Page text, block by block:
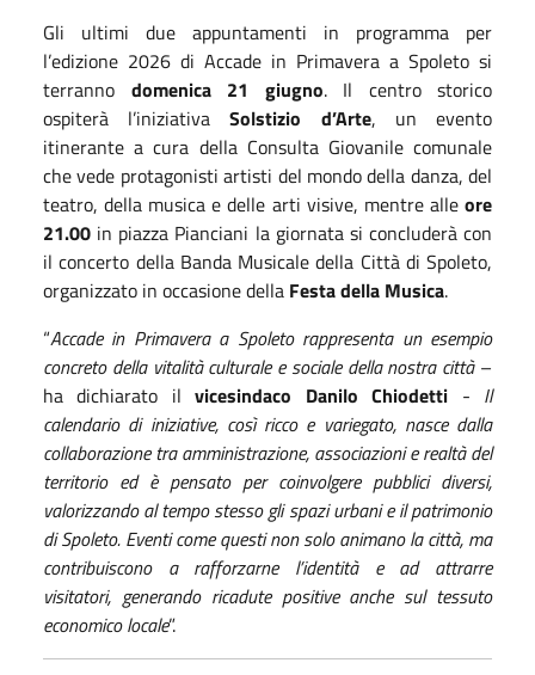
Gli ultimi due appuntamenti in programma per
l’edizione 2026 di Accade in Primavera a Spoleto si
terranno domenica 21 giugno. Il centro storico
ospiterà
l’iniziativaSolstizio d’Arte, un evento
itinerante a cura della Consulta Giovanile comunale
che vede protagonisti artisti del mondo della danza, del
teatro, della musicae delle arti visive, mentre alleore
21.00 in piazza Pianciani la giornata si concluderà con
il concerto della Banda Musicale della Città di Spoleto,
organizzato in occasione della Festa della Musica.
“Accade in Primavera a Spoleto rappresenta un esempio
concreto della vitalità culturale e sociale della nostra città–
ha dichiarato ilvicesindaco Danilo Chiodetti - Il
calendario di iniziative, così ricco e variegato, nasce dalla
collaborazione tra amministrazione, associazioni e realtà del
territorio ed è pensato per coinvolgere pubblici diversi,
valorizzando al tempo stesso gli spazi urbani e il patrimonio
di Spoleto. Eventi come questi non solo animano la città, ma
contribuiscono a rafforzarne l’identità e ad attrarre
visitatori, generando ricadute positive anche sul tessuto
economico locale”.